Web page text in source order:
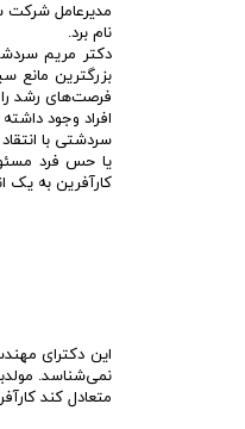
مدیرعامل شرکت
نام برد.
دکتر مریم
بزرگترین مانع
فرصت‌های رشد را
افراد وجود
سردشتی با
یا حس فرد
کارآفرین به یک
این دکترای
نمی‌شناسد.
متعادل کند